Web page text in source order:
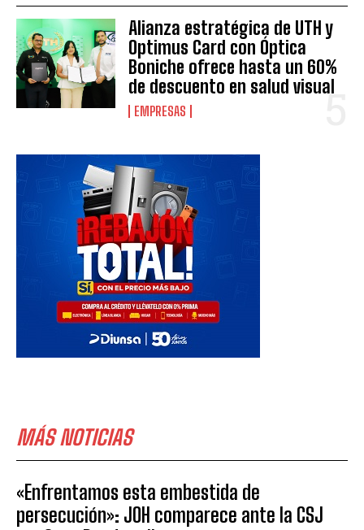
Alianza estratégica de UTH y
Optimus Card con Óptica
Boniche ofrece hasta un 60%
de descuento en salud visual
EMPRESAS
MÁS NOTICIAS
«Enfrentamos esta embestida de
persecución»: JOH comparece ante la CSJ